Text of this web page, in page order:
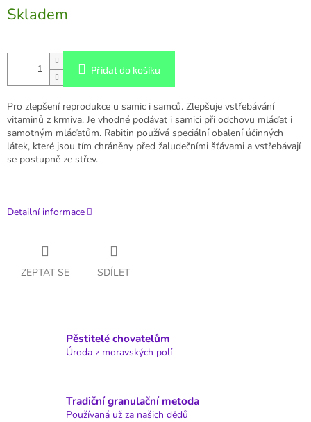
cena:
Skladem
Přidat do košíku
Pro zlepšení reprodukce u samic i samců. Zlepšuje vstřebávání
vitaminů z krmiva. Je vhodné podávat i samici při odchovu mláďat i
samotným mláďatům. Rabitin používá speciální obalení účinných
látek, které jsou tím chráněny před žaludečními šťávami a vstřebávají
se postupně ze střev.
Detailní informace
ZEPTAT SE SDÍLET
Pěstitelé chovatelům
Úroda z moravských polí
Tradiční granulační metoda
Používaná už za našich dědů